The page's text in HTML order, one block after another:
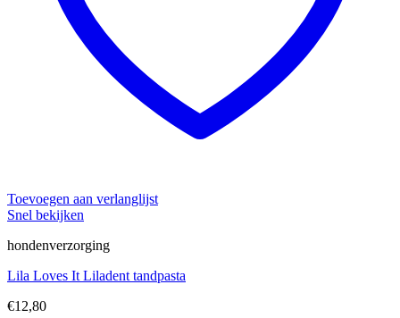
Toevoegen aan verlanglijst
Snel bekijken
hondenverzorging
Lila Loves It Liladent tandpasta
€12,80